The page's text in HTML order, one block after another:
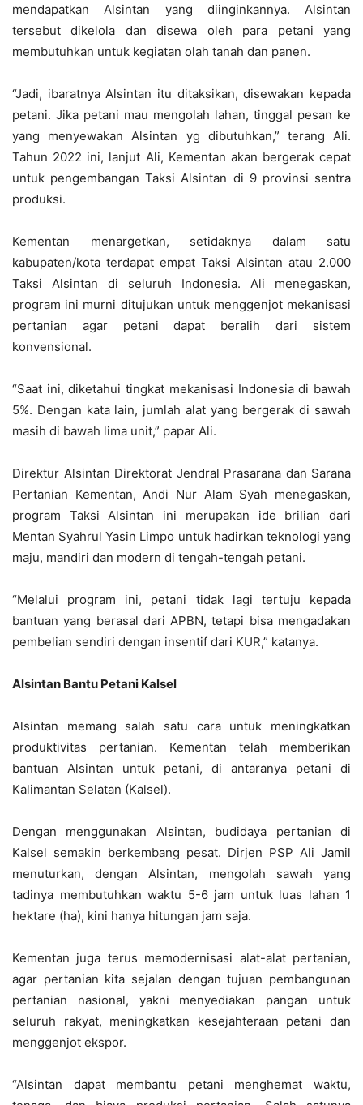
mendapatkan Alsintan yang diinginkannya. Alsintan
tersebut dikelola dan disewa oleh para petani yang
membutuhkan untuk kegiatan olah tanah dan panen.
“Jadi, ibaratnya Alsintan itu ditaksikan, disewakan kepada
petani. Jika petani mau mengolah lahan, tinggal pesan ke
yang menyewakan Alsintan yg dibutuhkan,” terang Ali.
Tahun 2022 ini, lanjut Ali, Kementan akan bergerak cepat
untuk pengembangan Taksi Alsintan di 9 provinsi sentra
produksi.
Kementan menargetkan, setidaknya dalam satu
kabupaten/kota terdapat empat Taksi Alsintan atau 2.000
Taksi Alsintan di seluruh Indonesia. Ali menegaskan,
program ini murni ditujukan untuk menggenjot mekanisasi
pertanian agar petani dapat beralih dari sistem
konvensional.
“Saat ini, diketahui tingkat mekanisasi Indonesia di bawah
5%. Dengan kata lain, jumlah alat yang bergerak di sawah
masih di bawah lima unit,” papar Ali.
Direktur Alsintan Direktorat Jendral Prasarana dan Sarana
Pertanian Kementan, Andi Nur Alam Syah menegaskan,
program Taksi Alsintan ini merupakan ide brilian dari
Mentan Syahrul Yasin Limpo untuk hadirkan teknologi yang
maju, mandiri dan modern di tengah-tengah petani.
“Melalui program ini, petani tidak lagi tertuju kepada
bantuan yang berasal dari APBN, tetapi bisa mengadakan
pembelian sendiri dengan insentif dari KUR,” katanya.
Alsintan Bantu Petani Kalsel
Alsintan memang salah satu cara untuk meningkatkan
produktivitas pertanian. Kementan telah memberikan
bantuan Alsintan untuk petani, di antaranya petani di
Kalimantan Selatan (Kalsel).
Dengan menggunakan Alsintan, budidaya pertanian di
Kalsel semakin berkembang pesat. Dirjen PSP Ali Jamil
menuturkan, dengan Alsintan, mengolah sawah yang
tadinya membutuhkan waktu 5-6 jam untuk luas lahan 1
hektare (ha), kini hanya hitungan jam saja.
Kementan juga terus memodernisasi alat-alat pertanian,
agar pertanian kita sejalan dengan tujuan pembangunan
pertanian nasional, yakni menyediakan pangan untuk
seluruh rakyat, meningkatkan kesejahteraan petani dan
menggenjot ekspor.
“Alsintan dapat membantu petani menghemat waktu,